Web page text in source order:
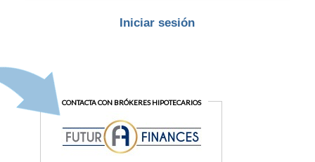
Iniciar sesión